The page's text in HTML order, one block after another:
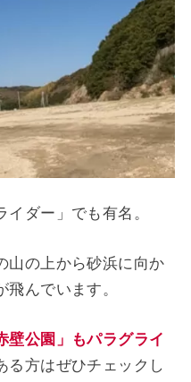
ダー」でも有名。
山の上から砂浜に向か
んでいます。
壁公園」もパラグライ
る方はぜひチェックし